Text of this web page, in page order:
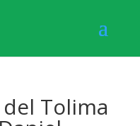
Tolima